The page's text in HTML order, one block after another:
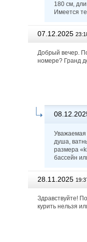
180 см,
Имеется
07.12.2025
Добрый вечер.
номере? Гранд
Уважаемая
душа,
размера
бассейн
28.11.2025
Здравствуйте!
курить нельзя